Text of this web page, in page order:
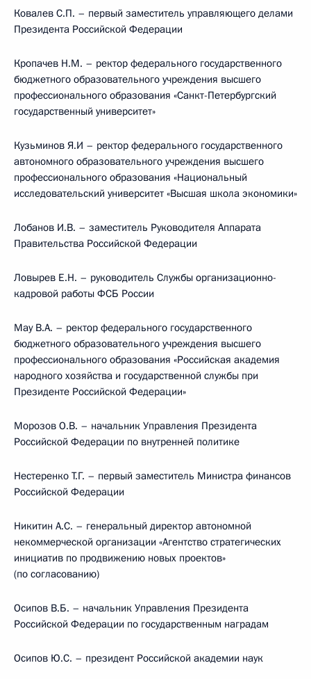
Ковалев С.П. – первый заместитель управляющего делами
Президента Российской Федерации
Кропачев Н.М. – ректор федерального государственного
бюджетного образовательного учреждения высшего
профессионального образования «Санкт-Петербургский
государственный университет»
Кузьминов Я.И – ректор федерального государственного
автономного образовательного учреждения высшего
профессионального образования «Национальный
исследовательский университет «Высшая школа экономики»
Лобанов И.В. – заместитель Руководителя Аппарата
Правительства Российской Федерации
Ловырев Е.Н. – руководитель Службы организационно-
кадровой работы ФСБ России
Мау В.А. – ректор федерального государственного
бюджетного образовательного учреждения высшего
профессионального образования «Российская академия
народного хозяйства и государственной службы при
Президенте Российской Федерации»
Морозов О.В. – начальник Управления Президента
Российской Федерации по внутренней политике
Нестеренко Т.Г. – первый заместитель Министра финансов
Российской Федерации
Никитин А.С. – генеральный директор автономной
некоммерческой организации «Агентство стратегических
инициатив по продвижению новых проектов»
(по согласованию)
Осипов В.Б. – начальник Управления Президента
Российской Федерации по государственным наградам
Осипов Ю.С. – президент Российской академии наук